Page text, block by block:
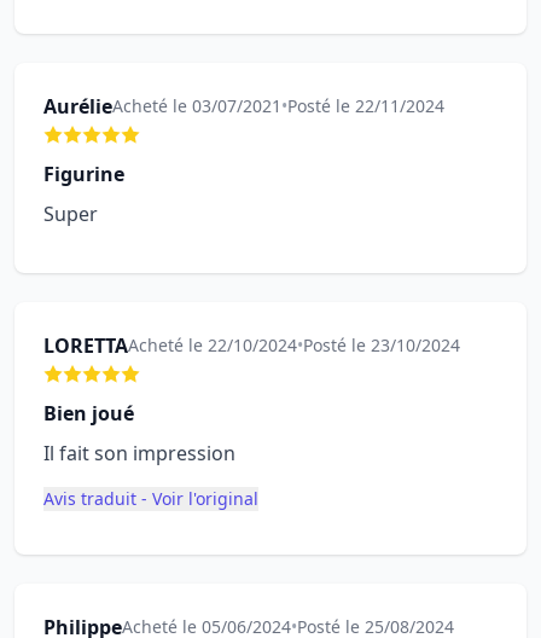
AurélieAcheté le 03/07/2021 •Posté le 22/11/2024
Figurine
Super
LORETTAAcheté le 22/10/2024•Posté le 23/10/2024
Bien joué
Il fait son impression
Avis traduit - Voir l'original
PhilippeAcheté le 05/06/2024•Posté le 25/08/2024